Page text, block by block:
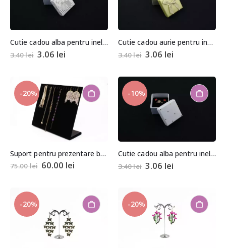
Cutie cadou alba pentru inel sau cercei 3,5×4,5×4,5cm
3.40lei 3.06 lei
Cutie cadou aurie pentru inel sau cercei 3,5×4,5×4,5cm
3.40lei 3.06 lei
-20%
Suport pentru prezentare bratari si coliere tip rama 23x30x10cm
75.00lei 60.00 lei
-10%
Cutie cadou alba pentru inel sau cercei 3,5×4,5×4,5cm
3.40lei 3.06 lei
-20% -20%